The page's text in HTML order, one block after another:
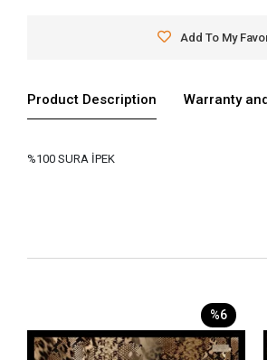
Add To My
Product Description Warranty
%100 SURA İPEK
%6